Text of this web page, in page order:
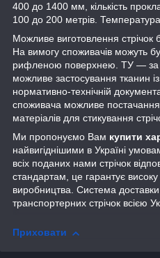
400 до 1400 мм, кількість
100 до 200 метрів.
Можливе виготовлення
На вимогу споживачів можуть
рифленою поверхнею. ТУ — за
можливе застосування тканин
нормативно-технічній
споживача можливе
матеріалів для стикування
Ми пропонуємо Вам купити
найвигіднішими в Україні
всіх поданих нами стрічок
стандартам, це гарантує високу
виробництва. Система
транспортерних стрічок всією
Приховати